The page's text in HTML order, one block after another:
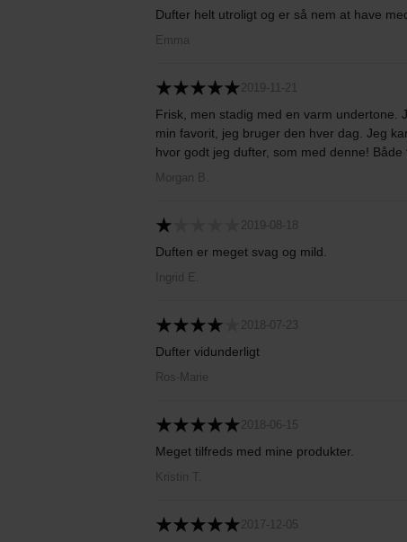
Dufter helt utroligt og er så nem at have
Emma
2019-11-21
Frisk, men stadig med en varm undertone.
min favorit, jeg bruger den hver dag. Jeg
hvor godt jeg dufter, som med denne!
Morgan B.
2019-08-18
Duften er meget svag og mild.
Ingrid E.
2018-07-23
Dufter vidunderligt
Ros-Marie
2018-06-15
Meget tilfreds med mine produkter.
Kristin T.
2017-12-05